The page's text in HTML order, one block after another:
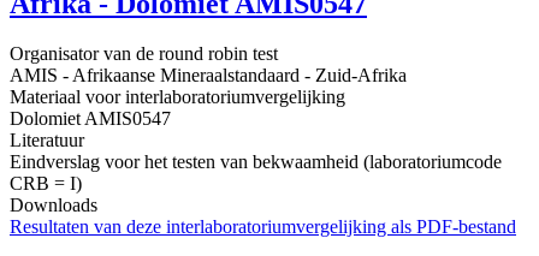
Organisator van de round robin test
AMIS - Afrikaanse Mineraalstandaard - Zuid-Afrika
Materiaal voor interlaboratoriumvergelijking
Dolomiet AMIS0547
Literatuur
Eindverslag voor het testen van bekwaamheid (laboratoriumcode
CRB = I)
Downloads
Resultaten van deze interlaboratoriumvergelijking als PDF-bestand